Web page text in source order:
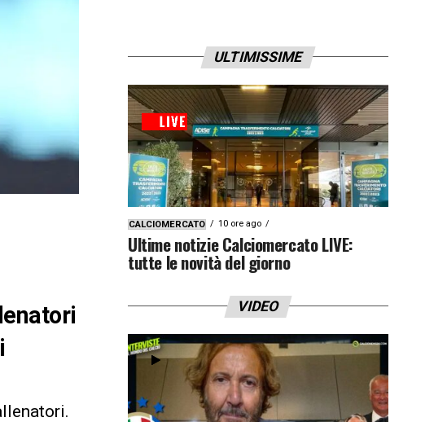
ULTIMISSIME
CALCIOMERCATO 10 ore ago
Ultime notizie Calciomercato LIVE:
tutte le novità del giorno
VIDEO